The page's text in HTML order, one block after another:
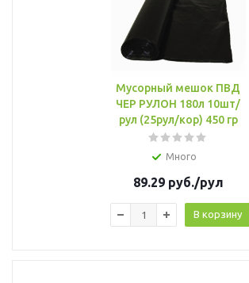
Мусорный мешок ПВД
ЧЕР РУЛОН 180л 10шт/
рул (25рул/кор) 450 гр
Много
89.29руб./рул
В корзину